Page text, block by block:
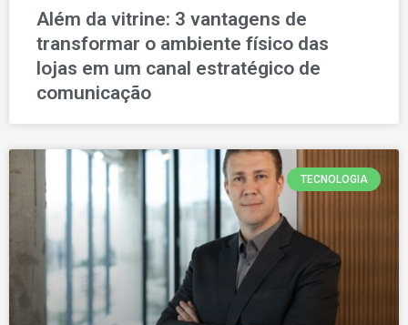
Além da vitrine: 3 vantagens de
transformar o ambiente físico das
lojas em um canal estratégico de
comunicação
TECNOLOGIA